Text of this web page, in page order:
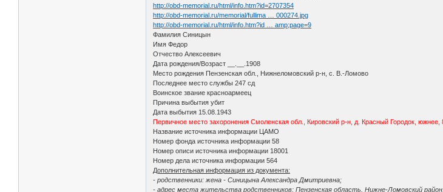
http://obd-memorial.ru/html/info.htm?id=2707354
http://obd-memorial.ru/memorial/fullima … 000274.jpg
http://obd-memorial.ru/html/info.htm?id … amp;page=9
Фамилия Синицын
Имя Федор
Отчество Алексеевич
Дата рождения/Возраст __.__.1908
Место рождения Пензенская обл., Нижнеломовский р-н, с. В.-Ломово
Последнее место службы 247 сд
Воинское звание красноармеец
Причина выбытия убит
Дата выбытия 15.08.1943
Первичное место захоронения Смоленская обл., Кировский р-н, д. Красный Городок, южнее,
Название источника информации ЦАМО
Номер фонда источника информации 58
Номер описи источника информации 18001
Номер дела источника информации 564
Дополнительная информация из документа:
- родственники: жена - Синицына Александра Дмитриевна;
- адрес места жительства родственников: Пензенская область, Нижне-Ломовский